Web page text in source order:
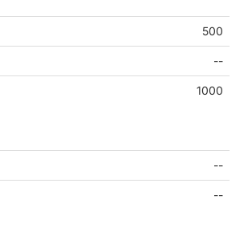
500
--
1000
--
--